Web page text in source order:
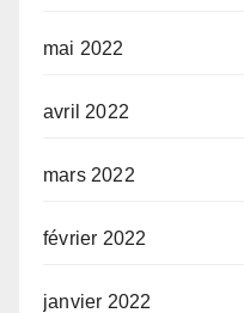
mai 2022
avril 2022
mars 2022
février 2022
janvier 2022